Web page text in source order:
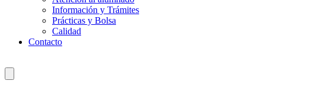
Información y Trámites
Prácticas y Bolsa
Calidad
Contacto